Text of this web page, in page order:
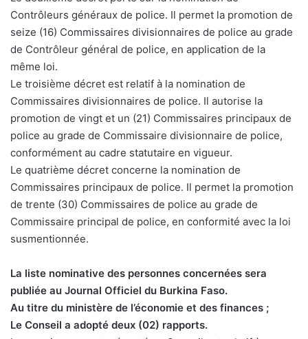
Contrôleurs généraux de police. Il permet la promotion de
seize (16) Commissaires divisionnaires de police au grade
de Contrôleur général de police, en application de la
même loi.
Le troisième décret est relatif à la nomination de
Commissaires divisionnaires de police. Il autorise la
promotion de vingt et un (21) Commissaires principaux de
police au grade de Commissaire divisionnaire de police,
conformément au cadre statutaire en vigueur.
Le quatrième décret concerne la nomination de
Commissaires principaux de police. Il permet la promotion
de trente (30) Commissaires de police au grade de
Commissaire principal de police, en conformité avec la loi
susmentionnée.
La liste nominative des personnes concernées sera
publiée au Journal Officiel du Burkina Faso.
Au titre du ministère de l’économie et des finances ;
Le Conseil a adopté deux (02) rapports.